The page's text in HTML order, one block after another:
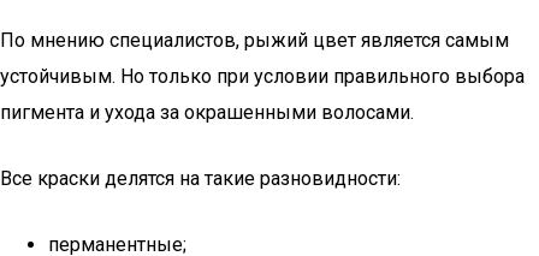
По мнению специалистов, рыжий цвет является самым
устойчивым. Но только при условии правильного выбора
пигмента и ухода за окрашенными волосами.
Все краски делятся на такие разновидности:
перманентные;